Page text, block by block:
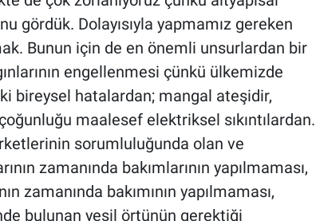
gördük. Dolayısıyla yapmamız gereken
Bunun için de en önemli unsurlardan bir
engellenmesi çünkü ülkemizde
bireysel hatalardan; mangal ateşidir,
maalesef elektriksel sıkıntılardan.
sorumluluğunda olan ve
zamanında bakımlarının yapılmaması,
zamanında bakımının yapılmaması,
bulunan yeşil örtünün gerektiği